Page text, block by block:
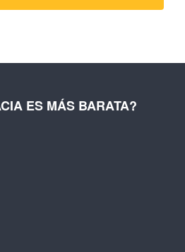
ES MÁS BARATA?